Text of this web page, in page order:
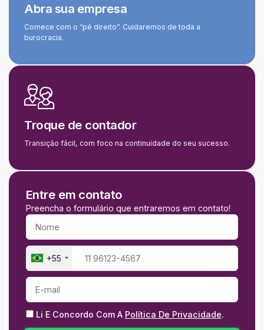
Abra sua empresa
Comece com o “pé direito”. Cuidaremos de toda a
burocracia.
Troque de contador
Transição fácil, com foco na continuidade do seu sucesso.
Entre em contato
Preencha o formulário que entraremos em contato!
+55
Li E Concordo Com A Política De Privacidade.